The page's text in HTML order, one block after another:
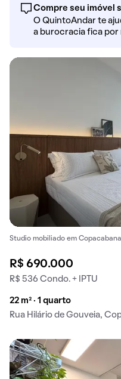
Compre seu imóvel
O QuintoAndar te
a burocracia fica por
Studio mobiliado em
R$ 690.000
R$ 536 Condo. + IPTU
22 m² · 1 quarto
Rua Hilário de Gouveia,